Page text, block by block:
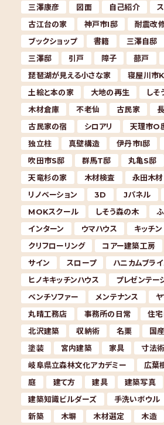
三澤康彦
図面 自己紹介
古江台の家
神戸市I邸 耐震改
ブックショップ
書籍 三澤自邸
三澤邸
引戸 障子 蔀戸
琵琶湖が見える小さな家
寝屋川市
土絵と本の家
大地の再生
しそ
木材倉庫
不老仙 古民家
古民家の宿
シロアリ 天理市O
独立柱
真壁構造 伊丹市I邸
吹田市S邸
群馬T邸 丸亀S邸
天竜杉の家
木材検査 永田木材
リノベーション
3D Jパネル
MOKスクール
しそう森の木
インターン
ウマハウス キッチン
クリフローリング
コアー建築工房
サイン
スロープ
ハニカムブラ
ヒノキキッチンハウス
プレゼンテー
ベンチソファー
メンテナンス
丸晴工務店
事務所の日常 住
北沢建築
収納術 名栗 国
塗装
宮内建築 家具
寸法術
岐阜県立森林文化アカデミー
広葉
庭
建て方 建具
建築写真
建築知識ビルダーズ
手洗いボウル
新築
木塀 木材選定 木造